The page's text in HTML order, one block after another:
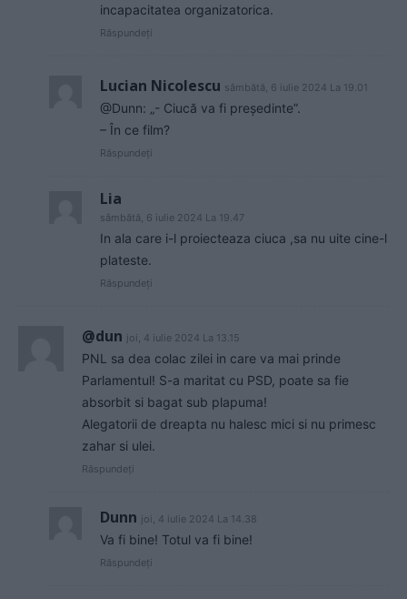
incapacitatea organizatorica.
Răspundeți
Lucian Nicolescu sâmbătă, 6 iulie 2024 La 19.01
@Dunn: „- Ciucă va fi președinte”.
– În ce film?
Răspundeți
Lia
sâmbătă, 6 iulie 2024 La 19.47
In ala care i-l proiecteaza ciuca ,sa nu uite cine-l
plateste.
Răspundeți
@dun joi, 4 iulie 2024 La 13.15
PNL sa dea colac zilei in care va mai prinde
Parlamentul! S-a maritat cu PSD, poate sa fie
absorbit si bagat sub plapuma!
Alegatorii de dreapta nu halesc mici si nu primesc
zahar si ulei.
Răspundeți
Dunn joi, 4 iulie 2024 La 14.38
Va fi bine! Totul va fi bine!
Răspundeți